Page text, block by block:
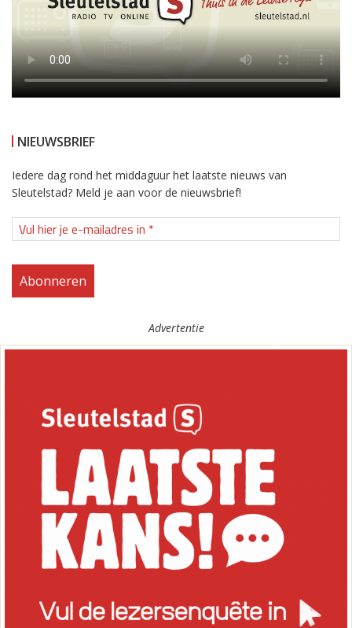
NIEUWSBRIEF
Iedere dag rond het middaguur het laatste nieuws van
Sleutelstad? Meld je aan voor de nieuwsbrief!
Advertentie